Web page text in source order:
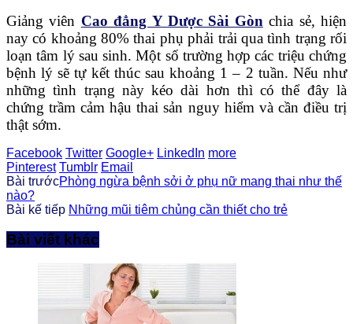
Giảng viên Cao đẳng Y Dược Sài Gòn chia sẻ, hiện
nay có khoảng 80% thai phụ phải trải qua tình trạng rối
loạn tâm lý sau sinh. Một số trường hợp các triệu chứng
bệnh lý sẽ tự kết thúc sau khoảng 1 – 2 tuần. Nếu như
những tình trạng này kéo dài hơn thì có thể đây là
chứng trầm cảm hậu thai sản nguy hiểm và cần điều trị
thật sớm.
Facebook Twitter Google+ LinkedIn more
Pinterest Tumblr Email
Bài trướcPhòng ngừa bệnh sởi ở phụ nữ mang thai như thế
nào?
Bài kế tiếp Những mũi tiêm chủng cần thiết cho trẻ
Bài viết khác